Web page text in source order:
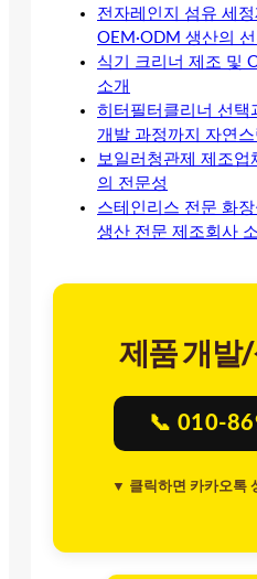
전자레인지 섬유 세
OEM·ODM 생산의
식기 크리너 제조 및
소개
히터필터클리너 선택
개발 과정까지 자연스
보일러청관제 제조업
의 전문성
스테인리스 전문 화
생산 전문 제조회사
제품 개발/
📞 010-
▼ 클릭하면 카카오톡